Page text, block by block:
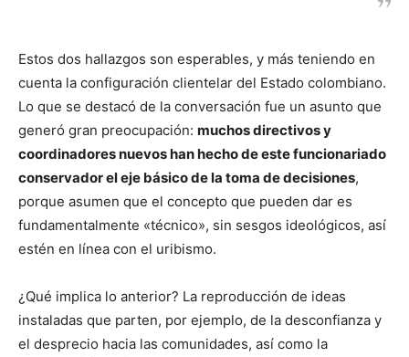
Estos dos hallazgos son esperables, y más teniendo en
cuenta la configuración clientelar del Estado colombiano.
Lo que se destacó de la conversación fue un asunto que
generó gran preocupación: muchos directivos y
coordinadores nuevos han hecho de este funcionariado
conservador el eje básico de la toma de decisiones,
porque asumen que el concepto que pueden dar es
fundamentalmente «técnico», sin sesgos ideológicos, así
estén en línea con el uribismo.
¿Qué implica lo anterior? La reproducción de ideas
instaladas que parten, por ejemplo, de la desconfianza y
el desprecio hacia las comunidades, así como la